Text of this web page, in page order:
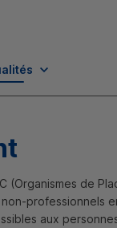
(Organismes de
professionnels
aux